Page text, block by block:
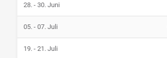
28. - 30. Juni
05. - 07. Juli
19. - 21. Juli